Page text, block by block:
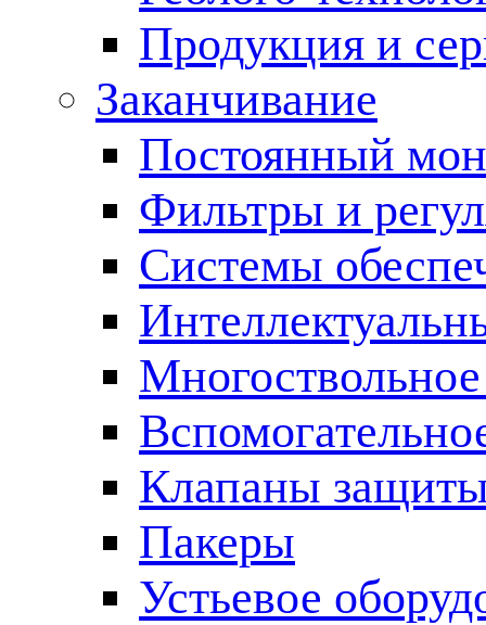
Продукция и
Заканчивание
Постоянный
Фильтры и
Cистемы
Клапаны
Пакеры
Устьевое